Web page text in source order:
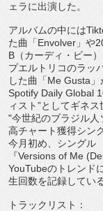
ェラに出演した。
アルバムの中には
た曲「 Envolver 」や
B （カーディ・ビー）
プエルトリコのラッ
した曲「Me Gusta
Spotify Daily Global
ィスト”としてギネス
"今世紀のブラジル人
高チャート獲得シン
今月初め、シングル
『Versions of Me
YouTubeの トレンド
生回数を記録している
トラックリスト：